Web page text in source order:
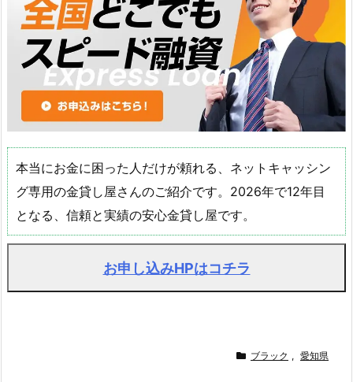
本当にお金に困った人だけが頼れる、ネットキャッシン
グ専用の金貸し屋さんのご紹介です。2026年で12年目
となる、信頼と実績の安心金貸し屋です。
お申し込みHPはコチラ
ブラック , 愛知県